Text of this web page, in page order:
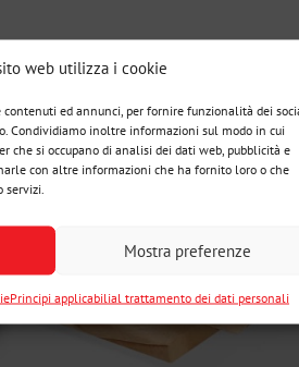
web utilizza i cookie
ed annunci, per fornire funzionalità dei
Condividiamo inoltre informazioni sul modo in cui
che si occupano di analisi dei dati web, pubblicità e
con altre informazioni che ha fornito loro o che
servizi.
Mostra preferenze
Principi applicabilial trattamento dei dati personali